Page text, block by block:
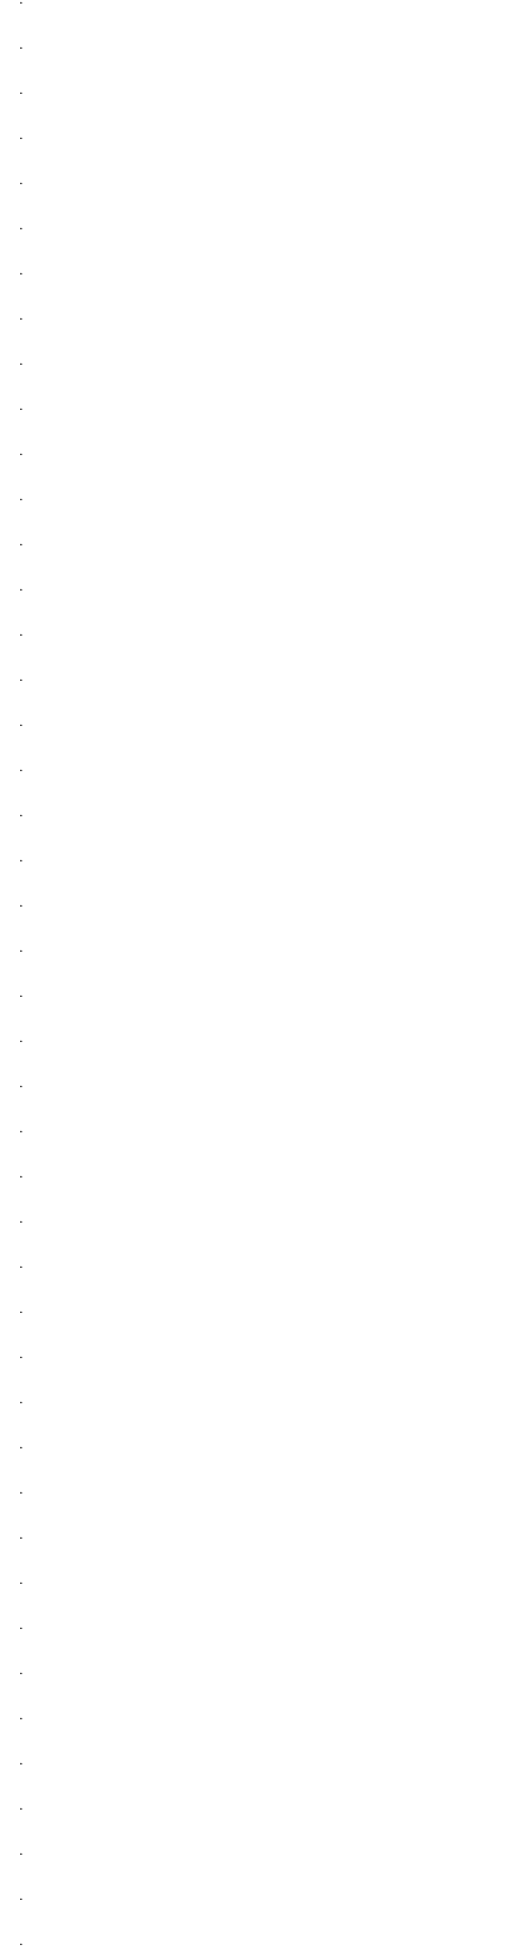
.
.
.
.
.
.
.
.
.
.
.
.
.
.
.
.
.
.
.
.
.
.
.
.
.
.
.
.
.
.
.
.
.
.
.
.
.
.
.
.
.
.
.